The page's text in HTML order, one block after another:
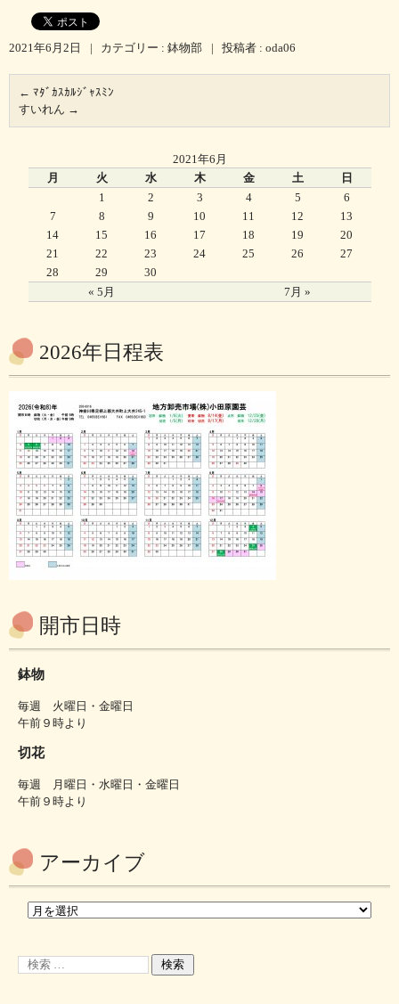
2021年6月2日 | カテゴリー : 鉢物部 | 投稿者 : oda06
← ﾏﾀﾞｶｽｶﾙｼﾞｬｽﾐﾝ
すいれん →
2021年6月
月
火 水 木 金 土 日
« 5月 7月 »
1 2 3 4 5
6
7
8 9 10 11 12
13
14
15 16 17 18 19
20
21
22 23 24 25 26
27
28
29 30
2026年日程表
開市日時
鉢物
毎週 火曜日・金曜日
午前９時より
切花
毎週 月曜日・水曜日・金曜日
午前９時より
アーカイブ